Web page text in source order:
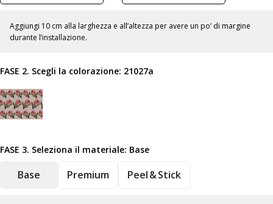
Aggiungi 10 cm alla larghezza e all’altezza per avere un po’ di margine
durante l’installazione.
FASE 2. Scegli la colorazione: 21027a
FASE 3. Seleziona il materiale: Base
Base Premium Peel & Stick